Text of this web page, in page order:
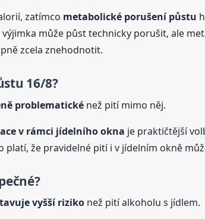
zatímco metabolické porušenípůstu
může půst technicky porušit, ale
zcela znehodnotit.
16/8?
problematickénež pití mimo něj.
v rámci jídelního okna je praktičtější
platí, že pravidelné pití i v jídelním okně
vyšší rizikonež pití alkoholu s jídlem.